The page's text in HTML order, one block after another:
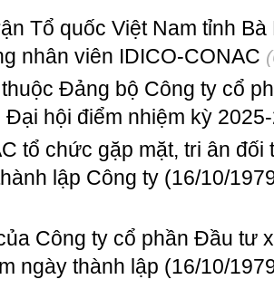
Tổ quốc Việt Nam tỉnh
nhân viên IDICO-CONAC
Đảng bộ Công ty cổ
Đại hội điểm nhiệm kỳ
tổ chức gặp mặt, tri ân
lập Công ty (16/10/
Công ty cổ phần Đầu tư
ngày thành lập (16/10/